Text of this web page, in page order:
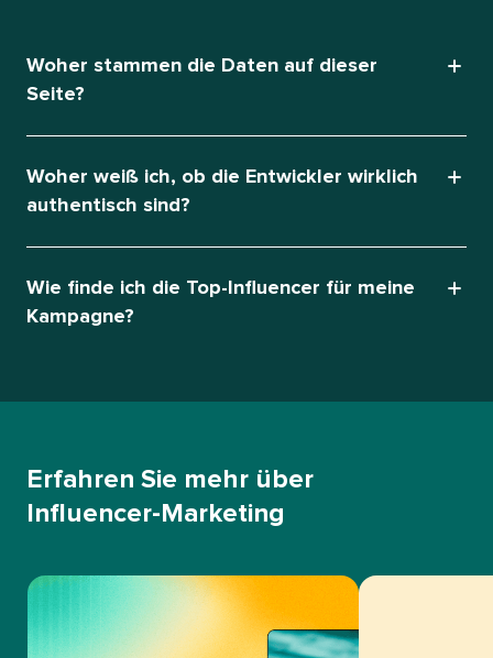
Woher stammen die Daten auf dieser
Seite?​​
Woher weiß ich, ob die Entwickler wirklich
authentisch sind?​​
Wie finde ich die Top-Influencer für meine
Kampagne?​​
Erfahren Sie mehr über
Influencer-Marketing​​